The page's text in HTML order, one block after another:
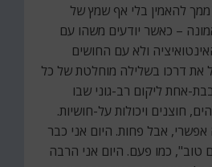
ממך להאמין בלי אף שמץ של
– כאשר יודעים משהו עם
ולא עם החושים
את דרכו בשלילה מוחלטת של כל
אחת ליקום רב-גוני שבו
חוצנים ויכולות על-חושיות.
אפשרי, אבל פחות. היום אני כבר
טוב", כמו פעם. היום אני הרבה